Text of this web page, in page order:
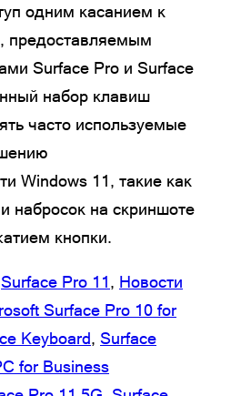
одним касанием к
предоставляемым
Surface Pro и Surface
набор клавиш
часто используемые
Windows 11, такие как
набросок на скриншоте
кнопки.
Surface Pro 11, Новости
Surface Pro 10 for
Keyboard, Surface
for Business